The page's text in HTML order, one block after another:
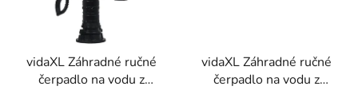
vidaXL Záhradné ručné
čerpadlo na vodu z
vidaXL Záhradné ručné
čerpadlo na vodu z